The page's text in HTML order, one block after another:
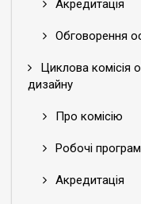
Акредитація
Обговорення
Циклова комісія
дизайну
Про комісію
Робочі
Акредитація